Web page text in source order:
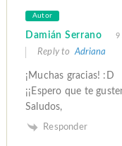
Autor
Damián Serrano 9
Reply toAdriana
¡Muchas gracias! :D
¡¡Espero que te
Saludos,
Responder